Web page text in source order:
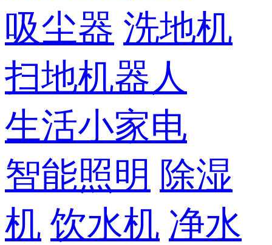
吸尘器 洗地机
扫地机器人
生活小家电
智能照明 除湿
机 饮水机 净水